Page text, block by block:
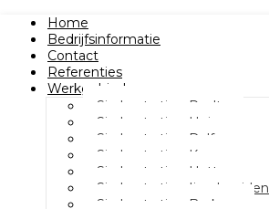
Home
Bedrijfsinformatie
Contact
Referenties
Werkgebied
Sierbestrating Raalte
Sierbestrating Heino
Sierbestrating Dalfsen
Sierbestrating Kampen
Sierbestrating Hattem
Sierbestrating Ijsselmuiden
Sierbestrating Berkum